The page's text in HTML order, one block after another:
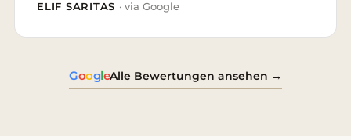
ELIF SARITAS · via Google
GoogleAlle Bewertungen ansehen →